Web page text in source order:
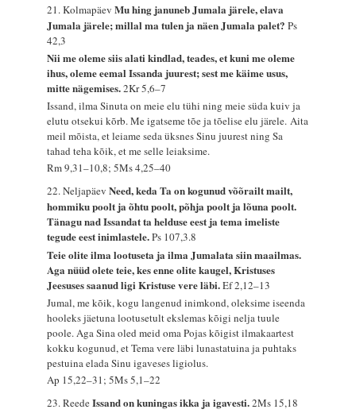
21. KolmapäevMu hing januneb Jumala järele, elava
Jumala järele; millal ma tulen ja näen Jumala palet?Ps
42,3
Nii me oleme siis alati kindlad, teades, et kuni me oleme
ihus, oleme eemal Issanda juurest; sest me käime usus,
mitte nägemises.2Kr 5,6–7
Issand, ilma Sinuta on meie elu tühi ning meie süda kuiv ja
elutu otsekui kõrb. Me igatseme tõe ja tõelise elu järele. Aita
meil mõista, et leiame seda üksnes Sinu juurest ning Sa
tahad teha kõik, et me selle leiaksime.
Rm 9,31–10,8; 5Ms 4,25–40
22. NeljapäevNeed, keda Ta on kogunud võõrailt mailt,
hommiku poolt ja õhtu poolt, põhja poolt ja lõuna poolt.
Tänagu nad Issandat ta helduse eest ja tema imeliste
tegude eest inimlastele.Ps 107,3.8
Teie olite ilma lootuseta ja ilma Jumalata siin maailmas.
Aga nüüd olete teie, kes enne olite kaugel, Kristuses
Jeesuses saanud ligi Kristuse vere läbi.Ef 2,12–13
Jumal, me kõik, kogu langenud inimkond, oleksime iseenda
hooleks jäetuna lootusetult ekslemas kõigi nelja tuule
poole. Aga Sina oled meid oma Pojas kõigist ilmakaartest
kokku kogunud, et Tema vere läbi lunastatuina ja puhtaks
pestuina elada Sinu igaveses ligiolus.
Ap 15,22–31; 5Ms 5,1–22
23. ReedeIssand on kuningas ikka ja igavesti.2Ms 15,18